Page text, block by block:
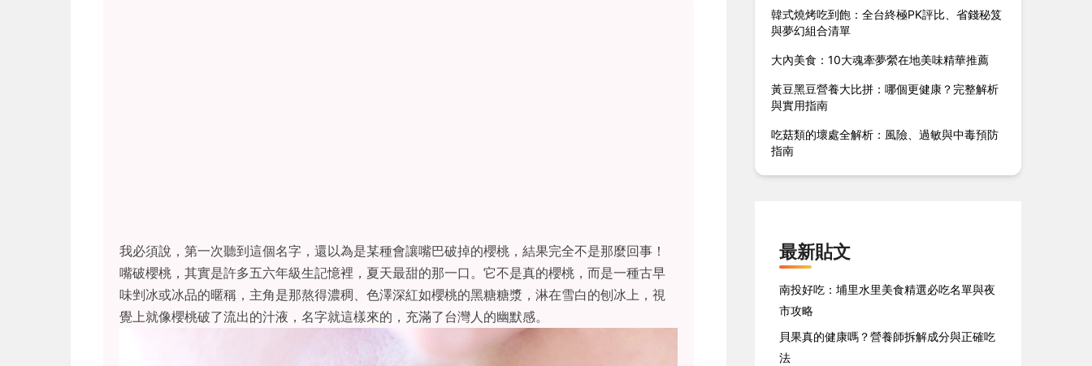
我必須說，第一次聽到這個名字，還以為是某種會讓嘴巴破掉的櫻桃，結果完全不是那麼回事！
嘴破櫻桃，其實是許多五六年級生記憶裡，夏天最甜的那一口。它不是真的櫻桃，而是一種古早
味剉冰或冰品的暱稱，主角是那熬得濃稠、色澤深紅如櫻桃的黑糖糖漿，淋在雪白的刨冰上，視
覺上就像櫻桃破了流出的汁液，名字就這樣來的，充滿了台灣人的幽默感。
韓式燒烤吃到飽：全台終極PK評比、省錢秘笈
與夢幻組合清單
大內美食：10大魂牽夢縈在地美味精華推薦
黃豆黑豆營養大比拼：哪個更健康？完整解析
與實用指南
吃菇類的壞處全解析：風險、過敏與中毒預防
指南
最新貼文
南投好吃：埔里水里美食精選必吃名單與夜
市攻略
貝果真的健康嗎？營養師拆解成分與正確吃
法